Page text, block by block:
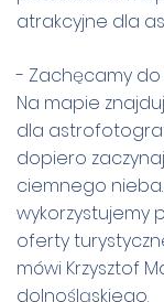
atrakcyjne dla
- Zachęcamy
Na mapie
dla
dopiero
ciemnego
wykorzystujemy
oferty
mówi Krzysztof
dolnośląskiego.